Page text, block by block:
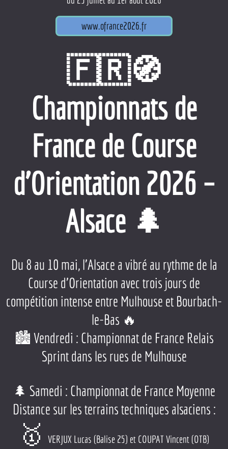
www.ofrance2026.fr
🇫🇷🧭
Championnats de
France de Course
d’Orientation 2026 –
Alsace 🌲
Du 8 au 10 mai, l’Alsace a vibré au rythme de la
Course d’Orientation avec trois jours de
compétition intense entre Mulhouse et Bourbach-
le-Bas 🔥
🏙 Vendredi : Championnat de France Relais
Sprint dans les rues de Mulhouse
🌲 Samedi : Championnat de France Moyenne
Distance sur les terrains techniques alsaciens :
🥇 VERJUX Lucas (Balise 25) et COUPAT Vincent (OTB)